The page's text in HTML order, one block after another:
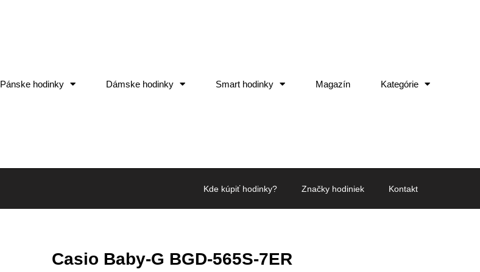
Pánske hodinky Dámske hodinky Smart hodinky Magazín Kategórie
Kde kúpiť hodinky? Značky hodiniek Kontakt
Casio Baby-G BGD-565S-7ER